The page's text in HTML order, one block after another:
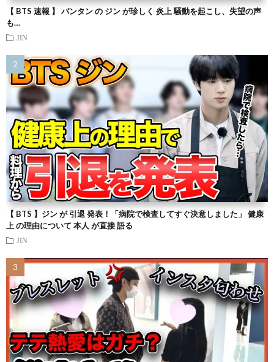
【 BTS 速報 】 バンタン の ジン が珍しく 炎上 騒動を起こし、失望の声
も…
JIN
【 BTS 】ジン が 引退 発表！「病院で検査してすぐ決意しました」 健康
上 の理由について 本人 が直接 語る
JIN